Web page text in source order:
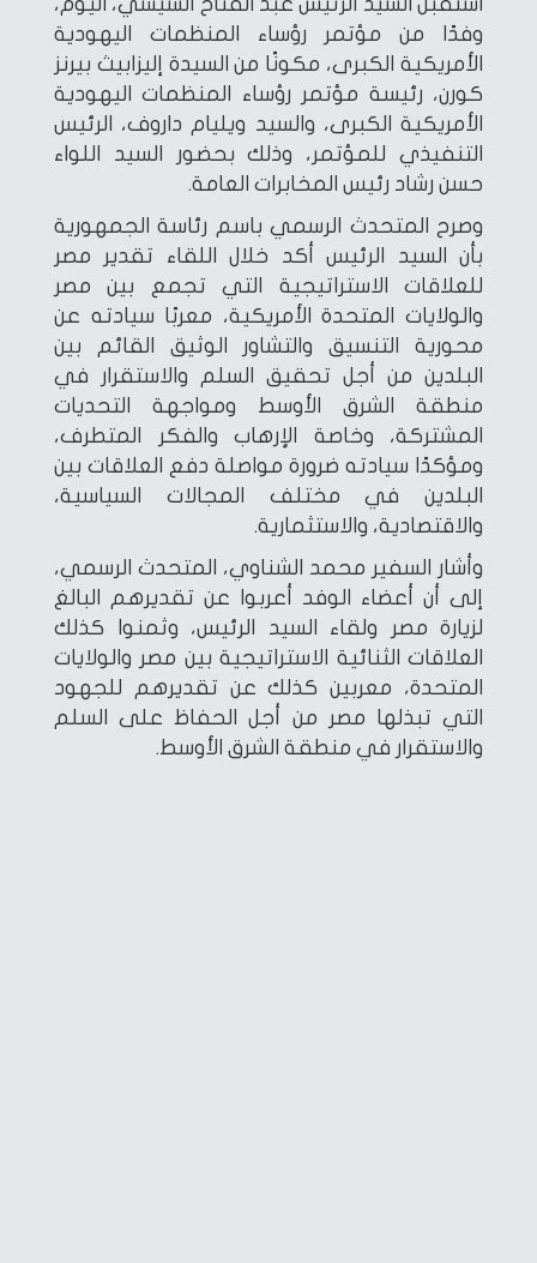
وفدًا من مؤتمر رؤساء المنظمات اليهودية
الأمريكية الكبرى، مكونًا من السيدة إليزابيث بيرنز
كورن، رئيسة مؤتمر رؤساء المنظمات اليهودية
الأمريكية الكبرى، والسيد ويليام داروف، الرئيس
التنفيذي للمؤتمر، وذلك بحضور السيد اللواء
حسن رشاد رئيس المخابرات العامة.
وصرح المتحدث الرسمي باسم رئاسة الجمهورية
بأن السيد الرئيس أكد خلال اللقاء تقدير مصر
للعلاقات الاستراتيجية التي تجمع بين مصر
والولايات المتحدة الأمريكية، معربًا سيادته عن
محورية التنسيق والتشاور الوثيق القائم بين
البلدين من أجل تحقيق السلم والاستقرار في
منطقة الشرق الأوسط ومواجهة التحديات
المشتركة، وخاصة الإرهاب والفكر المتطرف،
ومؤكدًا سيادته ضرورة مواصلة دفع العلاقات بين
البلدين في مختلف المجالات السياسية،
والاقتصادية، والاستثمارية.
وأشار السفير محمد الشناوي، المتحدث الرسمي،
إلى أن أعضاء الوفد أعربوا عن تقديرهم البالغ
لزيارة مصر ولقاء السيد الرئيس، وثمنوا كذلك
العلاقات الثنائية الاستراتيجية بين مصر والولايات
المتحدة، معربين كذلك عن تقديرهم للجهود
التي تبذلها مصر من أجل الحفاظ على السلم
والاستقرار في منطقة الشرق الأوسط.